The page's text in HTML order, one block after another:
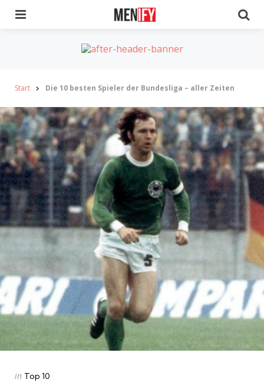
Start Die 10 besten Spieler der Bundesliga – aller Zeiten
Categories
Posted
in Top 10